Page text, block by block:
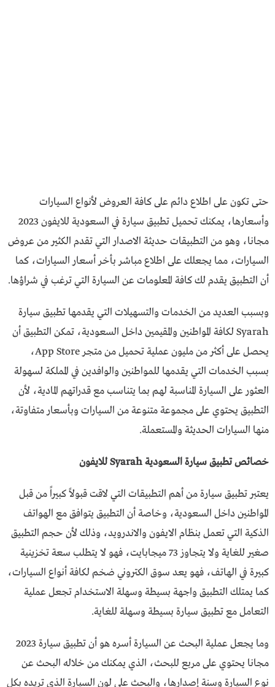
حتى تكون على اطلاع دائم على كافة العروض لأنواع السيارات
وأسعارها، يمكنك تحميل تطبيق سيارة في السعودية للايفون 2023
مجانا، وهو من التطبيقات حديثة الاصدار التي تقدم الكثير من عروض
السيارات، مما يجعلك على اطلاع مباشر بأخر أسعار السيارات، كما
أن التطبيق يقدم لك كافة المعلومات عن السيارة التي ترغب في شراؤها.
وبسبب العديد من الخدمات والتسهيلات التي يقدمها تطبيق سيارة
Syarah لكافة المواطنين والمقيمين داخل السعودية، تمكن التطبيق أن
يحصل على أكثر من مليون عملية تحميل من متجر App Store،
بسبب الخدمات التي يقدمها للمواطنين والوافدين في المملكة لسهولة
العثور على السيارة المناسبة لهم بما يتناسب مع قدراتهم المادية، لأن
التطبيق يحتوي على مجموعة متنوعة من السيارات وبأسعار متفاوتة،
منها السيارات الحديثة والمستعملة.
خصائص تطبيق سيارة السعودية Syarah للايفون
يعتبر تطبيق سيارة من أهم التطبيقات التي لاقت قبولاً كبيراً من قبل
المواطنين داخل السعودية، وخاصة أن التطبيق يتوافق مع الهواتف
الذكية التي تعمل بنظام الايفون والاندرويد، وذلك لأن حجم التطبيق
صغير للغاية ولا يتجاوز 73 ميجابايت، فهو لا يتطلب سعة تخزينية
كبيرة في الهاتف، فهو يعد سوق الكتروني ضخم لكافة أنواع السيارات،
كما يمتلك التطبيق واجهة بسيطة وسهلة الاستخدام تجعل عملية
التعامل مع تطبيق سيارة بسيطة وسهلة للغاية.
وما يجعل عملية البحث عن السيارة أسره هو أن تطبيق سيارة 2023
مجانا يحتوي على مربع للبحث، الذي يمكنك من خلاله البحث عن
نوع السيارة وسنة إصدارها، والبحث على لون السيارة الذي تريده بكل